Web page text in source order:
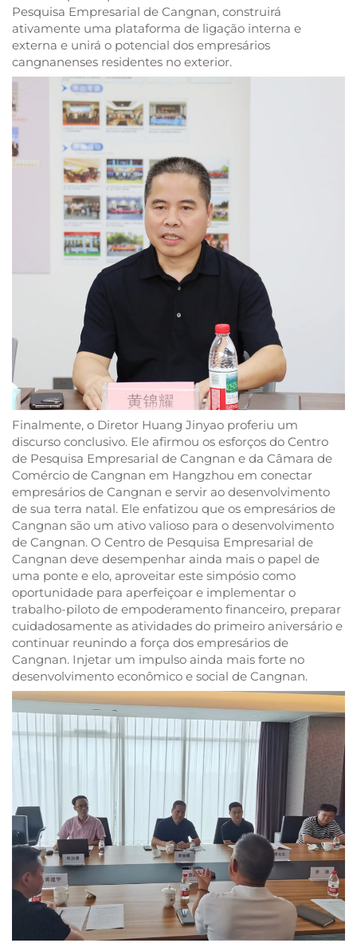
Pesquisa Empresarial de Cangnan, construirá
ativamente uma plataforma de ligação interna e
externa e unirá o potencial dos empresários
cangnanenses residentes no exterior.
Finalmente, o Diretor Huang Jinyao proferiu um
discurso conclusivo. Ele afirmou os esforços do Centro
de Pesquisa Empresarial de Cangnan e da Câmara de
Comércio de Cangnan em Hangzhou em conectar
empresários de Cangnan e servir ao desenvolvimento
de sua terra natal. Ele enfatizou que os empresários de
Cangnan são um ativo valioso para o desenvolvimento
de Cangnan. O Centro de Pesquisa Empresarial de
Cangnan deve desempenhar ainda mais o papel de
uma ponte e elo, aproveitar este simpósio como
oportunidade para aperfeiçoar e implementar o
trabalho-piloto de empoderamento financeiro, preparar
cuidadosamente as atividades do primeiro aniversário e
continuar reunindo a força dos empresários de
Cangnan. Injetar um impulso ainda mais forte no
desenvolvimento econômico e social de Cangnan.